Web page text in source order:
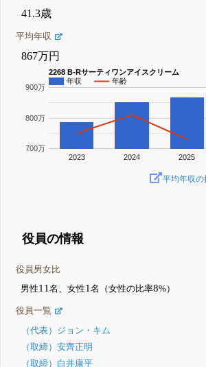
41.3歳
平均年収
867万円
2268 B-Rサーティワンアイスクリーム
年収
年齢
2023 2024 2025
700万
800万
900万
平均年収の
役員の情報
役員男女比
男性11 名、女性1 名（女性の比率8%）
役員一覧
（代表）ジョン・キム
（取締）安齊正明
（取締）白井康平